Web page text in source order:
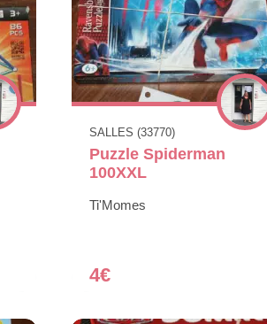
SALLES (33770)
Puzzle Spiderman
100XXL
Ti'Momes
4€